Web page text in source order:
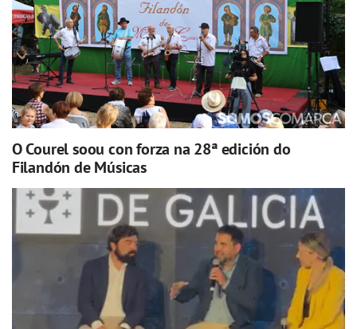
O Courel soou con forza na 28ª edición do
Filandón de Músicas